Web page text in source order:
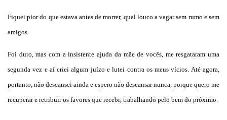
Fiquei pior do que estava antes de morrer, qual louco a vagar sem rumo e sem
amigos.
Foi duro, mas com a insistente ajuda da mãe de vocês, me resgataram uma
segunda vez e aí criei algum juízo e lutei contra os meus vícios. Até agora,
portanto, não descansei ainda e espero não descansar nunca, porque quero me
recuperar e retribuir os favores que recebi, trabalhando pelo bem do próximo.